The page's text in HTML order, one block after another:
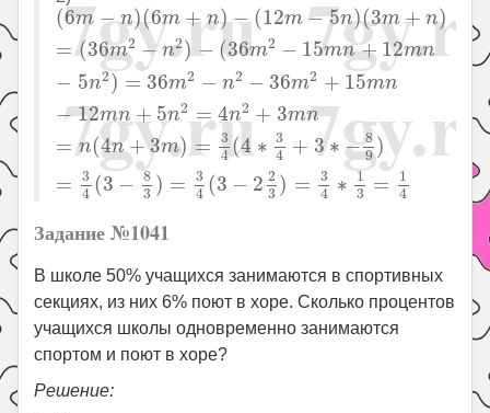
(6m − n)(6m + n) − (12m −5n)(3m + n)
= (36m2 − n2) − (36m2 − 15mn + 12mn
− 5n2) = 36m2 − n2 − 36m2 + 15mn
−12mn + 5n2 = 4n2 + 3mn
= n(4n + 3m) =
3
4 (4 ∗ 3
4 + 3 ∗ − 8
9 )
=
3
4 (3 − 8
3 ) =
3
4 (3 − 2 2
3 ) =
3
4 ∗ 1
3 =
1
4
(6m− 6 m+ − 12 −5 n 3m+ ) =(36 m −n
Задание №1041
В школе 50% учащихся занимаются в спортивных
секциях, из них 6% поют в хоре. Сколько процентов
учащихся школы одновременно занимаются
спортом и поют в хоре?
Решение: